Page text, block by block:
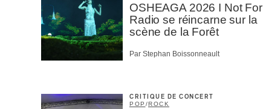
OSHEAGA 2026 I Not For
Radio se réincarne sur la
scène de la Forêt
Par Stephan Boissonneault
CRITIQUE DE CONCERT
POP /ROCK